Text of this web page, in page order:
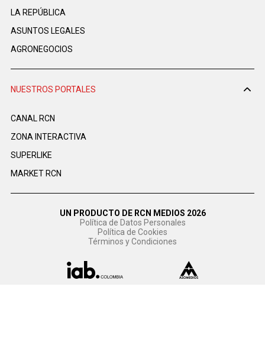
LA REPÚBLICA
ASUNTOS LEGALES
AGRONEGOCIOS
NUESTROS PORTALES
CANAL RCN
ZONA INTERACTIVA
SUPERLIKE
MARKET RCN
UN PRODUCTO DE RCN MEDIOS 2026
Política de Datos Personales
Política de Cookies
Términos y Condiciones